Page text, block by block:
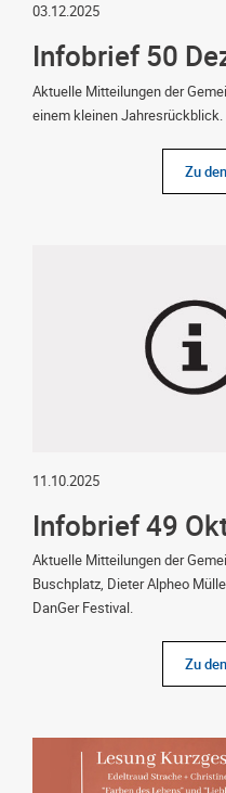
03.12.2025
Infobrief 50
Aktuelle Mitteilungen der
einem kleinen Jahresrückblick.
Zu
11.10.2025
Infobrief 49
Aktuelle Mitteilungen der
Buschplatz, Dieter Alpheo
DanGer Festival.
Zu